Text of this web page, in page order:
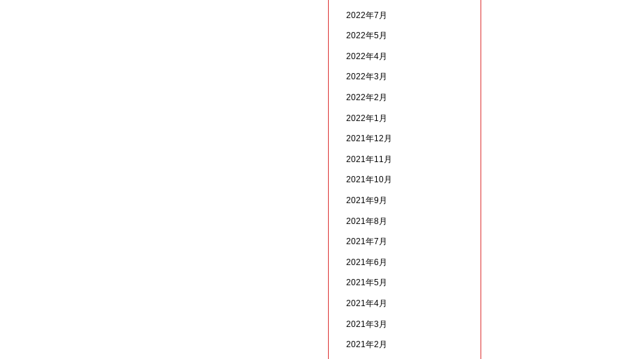
2022年7月
2022年5月
2022年4月
2022年3月
2022年2月
2022年1月
2021年12月
2021年11月
2021年10月
2021年9月
2021年8月
2021年7月
2021年6月
2021年5月
2021年4月
2021年3月
2021年2月